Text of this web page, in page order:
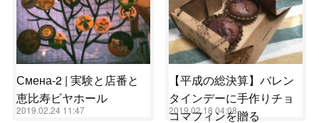
Смена-2 | 実験と店番と
恵比寿ビヤホール
2019.02.24 11:47
【平成の総決算】バレン
タインデーに手作りチョ
コマフィンを贈る
2019.02.18 04:08